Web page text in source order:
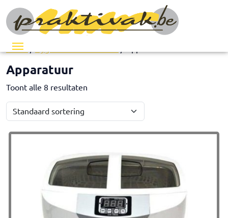
Menu
Home
Apparatuur
Toont alle 8 resultaten